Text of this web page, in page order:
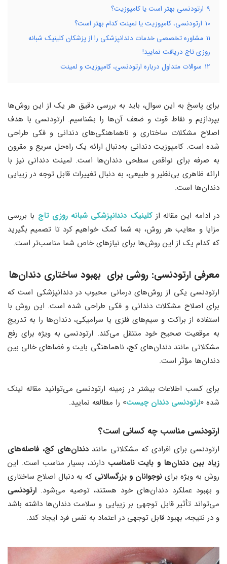
9 ارتودنسی بهتر است یا کامپوزیت؟
10 ارتودنسی، کامپوزیت یا لمینت کدام بهتر است؟
11 مشاوره تخصصی خدمات دندانپزشکی را از پزشکان کلینیک شبانه
روزی تاج دریافت نمایید!
12 سوالات متداول درباره ارتودنسی، کامپوزیت و لمینت
برای پاسخ به این سوال، باید به بررسی دقیق هر یک از این روش‌ها
بپردازیم و نقاط قوت و ضعف آن‌ها را بشناسیم. ارتودنسی با هدف
اصلاح مشکلات ساختاری و ناهماهنگی‌های دندانی و فکی طراحی
شده است. کامپوزیت دندانی به‌دنبال ارائه یک راه‌حل سریع و مقرون
به صرفه برای نواقص سطحی دندان‌ها است. لمینت دندانی نیز با
ارائه ظاهری بی‌نظیر و طبیعی، به دنبال تغییرات قابل توجه در زیبایی
دندان‌ها است.
در ادامه اين مقاله ازكلينيک دندانپزشكی شبانه ‌روزی تاج با بررسی
مزایا و معایب هر روش، به شما کمک خواهیم کرد تا تصمیم بگیرید
که کدام یک از این روش‌ها برای نیازهای خاص شما مناسب‌تر است.
معرفی ارتودنسی: روشی برای بهبود ساختاری دندان‌ها
ارتودنسی یکی از روش‌های درمانی محبوب در دندانپزشکی است که
برای اصلاح مشکلات دندانی و فکی طراحی شده است. این روش با
استفاده از براکت‌ و سیم‌های فلزی یا سرامیکی، دندان‌ها را به تدریج
به موقعیت صحیح خود منتقل می‌کند. ارتودنسی به ویژه برای رفع
مشکلاتی مانند دندان‌های کج، ناهماهنگی بایت و فضاهای خالی بین
دندان‌ها مؤثر است.
برای کسب اطلاعات بیشتر در زمینه ارتودنسی می‌توانید مقاله لینک
شده «ارتودنسی دندان چیست» را مطالعه نمایید.
ارتودنسی مناسب چه کسانی است؟
ارتودنسی برای افرادی که مشکلاتی مانند دندان‌های کج، فاصله‌های
زیاد بین دندان‌ها و بایت نامناسب دارند، بسیار مناسب است. این
روش به ویژه برای نوجوانان و بزرگسالانی که به دنبال اصلاح ساختاری
و بهبود عملکرد دندان‌های خود هستند، توصیه می‌شود. ارتودنسی
می‌تواند تأثیر قابل توجهی بر زیبایی و سلامت دندان‌ها داشته باشد
و در نتیجه، بهبود قابل توجهی در اعتماد به نفس فرد ایجاد کند.